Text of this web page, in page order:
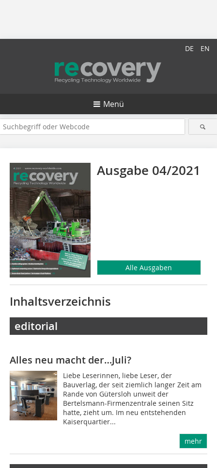
DE EN
Menü
Ausgabe 04/2021
Alle Ausgaben
Inhaltsverzeichnis
editorial
Alles neu macht der…Juli?
Liebe Leserinnen, liebe Leser, der
Bauverlag, der seit ziemlich langer Zeit am
Rande von Gütersloh unweit der
Bertelsmann-Firmenzentrale seinen Sitz
hatte, zieht um. Im neu entstehenden
Kaiserquartier...
mehr